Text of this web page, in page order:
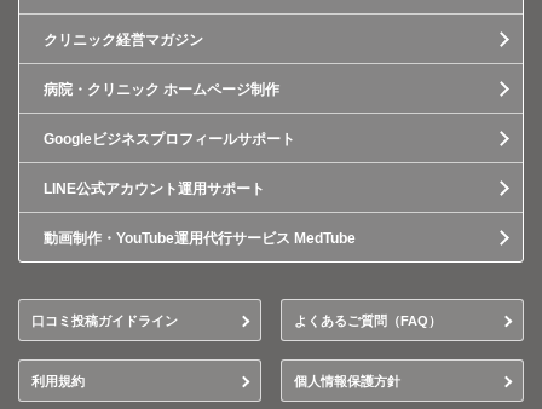
クリニック経営マガジン
病院・クリニック ホームページ制作
Googleビジネスプロフィールサポート
LINE公式アカウント運用サポート
動画制作・YouTube運用代行サービス MedTube
口コミ投稿ガイドライン よくあるご質問（FAQ）
利用規約 個人情報保護方針